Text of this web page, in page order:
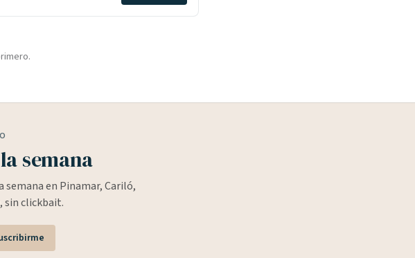
semana
semana en Pinamar, Cariló,
sin clickbait.